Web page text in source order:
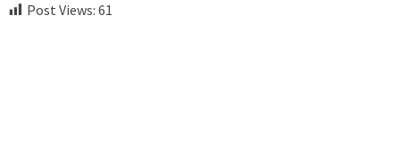
Post Views: 61